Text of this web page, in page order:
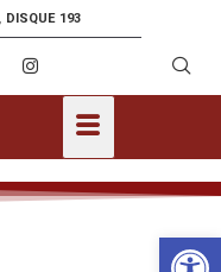
DISQUE 193